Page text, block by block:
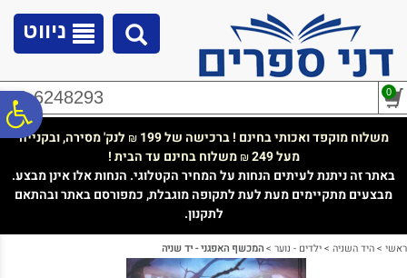
נגישות
ניווט
02-6248293 0
משלוח מוקפד ואכותי בחינם ! ברכישה של 199 ₪ לנק' מסירה, ובקנייה
מעל 249
₪משלוח בחינם עד הבית !
באתר זה ניתנת לעיתים הנחות על המחיר הקטלוגי. הנחות אלו אינן מבצע.
מבצעים מתקיימים מעת לעת לתקופה מוגבלת, כמפורסם באתר ובהתאם
לתקנון.
ראשי >היד השניה >ילדים - נוער >המכשף האפגני - יד שניה